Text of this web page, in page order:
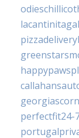
perfectfit24-